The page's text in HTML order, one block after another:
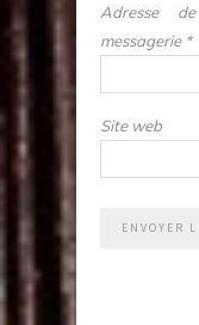
Adresse de
messagerie *
Site web